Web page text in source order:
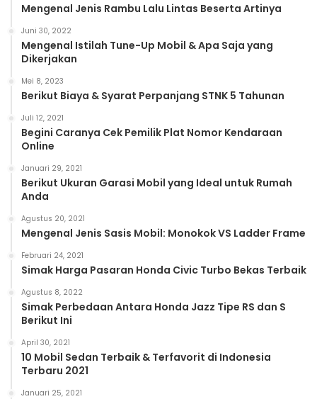
Mengenal Jenis Rambu Lalu Lintas Beserta Artinya
Juni 30, 2022
Mengenal Istilah Tune-Up Mobil & Apa Saja yang
Dikerjakan
Mei 8, 2023
Berikut Biaya & Syarat Perpanjang STNK 5 Tahunan
Juli 12, 2021
Begini Caranya Cek Pemilik Plat Nomor Kendaraan
Online
Januari 29, 2021
Berikut Ukuran Garasi Mobil yang Ideal untuk Rumah
Anda
Agustus 20, 2021
Mengenal Jenis Sasis Mobil: Monokok VS Ladder Frame
Februari 24, 2021
Simak Harga Pasaran Honda Civic Turbo Bekas Terbaik
Agustus 8, 2022
Simak Perbedaan Antara Honda Jazz Tipe RS dan S
Berikut Ini
April 30, 2021
10 Mobil Sedan Terbaik & Terfavorit di Indonesia
Terbaru 2021
Januari 25, 2021